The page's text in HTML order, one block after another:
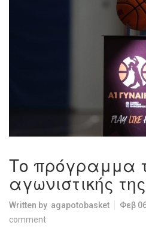
Το πρόγραμμα
αγωνιστικής
Written by agapotobasket Φεβ
comment